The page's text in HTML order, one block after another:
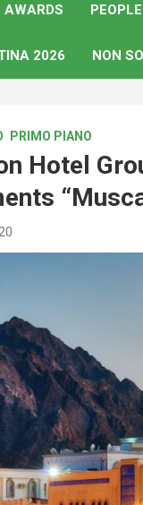
AWARDS PEOPLE
2026 NON
PRIMO PIANO
Hotel